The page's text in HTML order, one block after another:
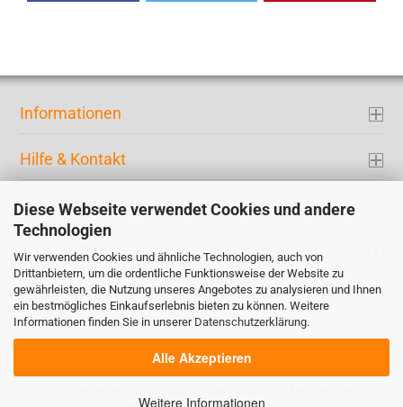
Diese Webseite verwendet Cookies und andere
Technologien
Wir verwenden Cookies und ähnliche Technologien, auch von
Drittanbietern, um die ordentliche Funktionsweise der Website zu
gewährleisten, die Nutzung unseres Angebotes zu analysieren und Ihnen
ein bestmögliches Einkaufserlebnis bieten zu können. Weitere
Informationen finden Sie in unserer Datenschutzerklärung.
Alle Akzeptieren
Weitere Informationen
Informationen
Hilfe & Kontakt
Ihr Konto
Kontaktdaten
Zahlung